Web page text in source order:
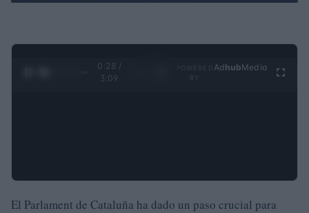
0:29 /
3:09
Ad hubMedia
El Parlament de Cataluña ha dado un paso crucial para